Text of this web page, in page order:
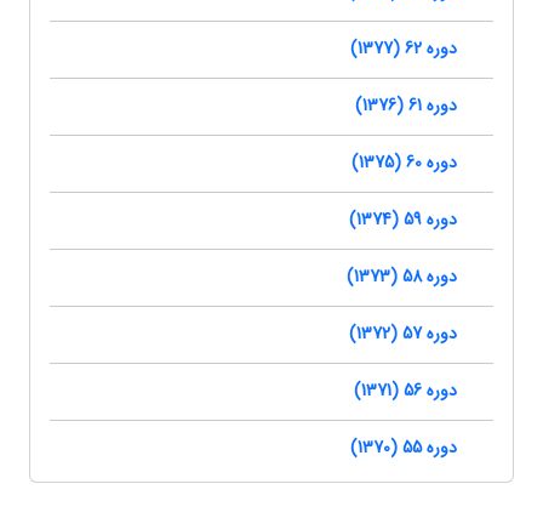
دوره 62 (1377)
دوره 61 (1376)
دوره 60 (1375)
دوره 59 (1374)
دوره 58 (1373)
دوره 57 (1372)
دوره 56 (1371)
دوره 55 (1370)